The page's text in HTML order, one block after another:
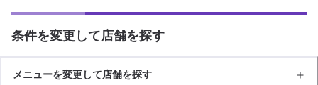
条件を変更して店舗を探す
メニューを変更して店舗を探す